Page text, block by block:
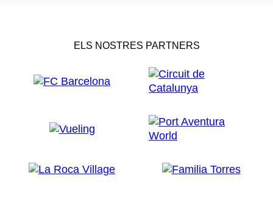
ELS NOSTRES PARTNERS